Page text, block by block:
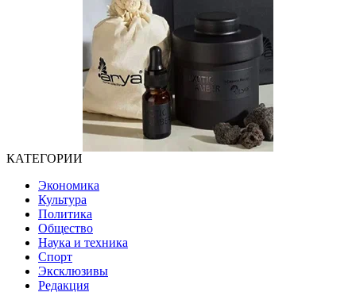
КАТЕГОРИИ
Экономика
Культура
Политика
Общество
Наука и техника
Спорт
Эксклюзивы
Редакция